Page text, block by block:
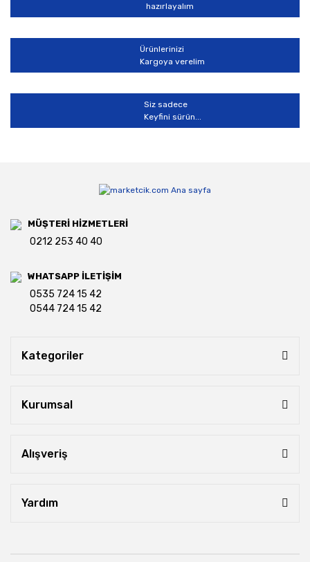
Gönder
hazırlayalım
Ürünlerinizi
Kargoya verelim
Siz sadece
Keyfini sürün...
MÜŞTERİ HİZMETLERİ
0212 253 40 40
WHATSAPP İLETİŞİM
0535 724 15 42
0544 724 15 42
Kategoriler
Kurumsal
Alışveriş
Yardım